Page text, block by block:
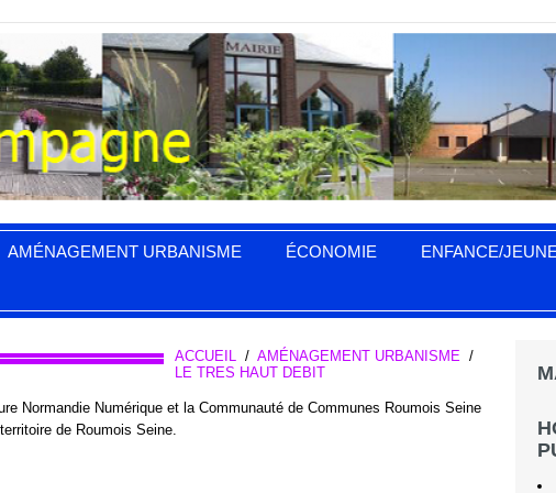
AMÉNAGEMENT URBANISME ÉCONOMIE ENFANCE/
ACCUEIL / AMÉNAGEMENT URBANISME /
LE TRES HAUT DEBIT
Normandie Numérique et la Communauté de Communes Roumois Seine
de Roumois Seine.